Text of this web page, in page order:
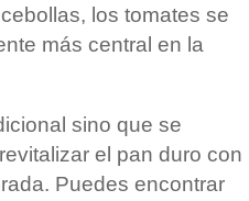
los tomates se
más central en la
sino que se
el pan duro con
Puedes encontrar